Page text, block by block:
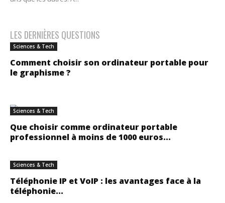
LES DERNIÈRES QUESTIONS
Sciences & Tech
Comment choisir son ordinateur portable pour
le graphisme ?
Sciences & Tech
Que choisir comme ordinateur portable
professionnel à moins de 1000 euros...
Sciences & Tech
Téléphonie IP et VoIP : les avantages face à la
téléphonie...